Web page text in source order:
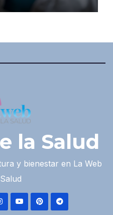
la Salud
y bienestar en La Web